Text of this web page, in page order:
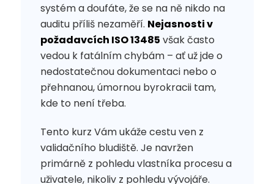
systém a doufáte, že se na ně nikdo na
auditu příliš nezaměří. Nejasnosti v
požadavcích ISO 13485 však často
vedou k fatálním chybám – ať už jde o
nedostatečnou dokumentaci nebo o
přehnanou, úmornou byrokracii tam,
kde to není třeba.
Tento kurz Vám ukáže cestu ven z
validačního bludiště. Je navržen
primárně z pohledu vlastníka procesu a
uživatele, nikoliv z pohledu vývojáře.